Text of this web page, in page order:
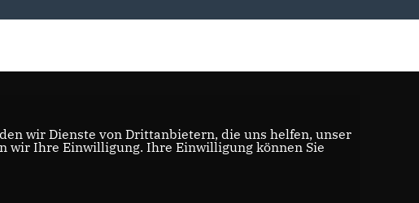
wir Dienste von Drittanbietern, die uns helfen, unser
wir Ihre Einwilligung. Ihre Einwilligung können Sie